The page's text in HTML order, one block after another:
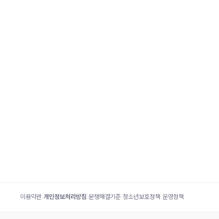
이용약관 개인정보처리방침 분쟁해결기준 청소년보호정책 운영정책